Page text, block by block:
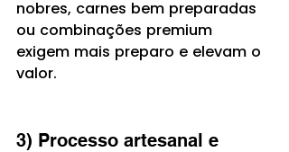
nobres, carnes bem preparadas
ou combinações premium
exigem mais preparo e elevam o
valor.
3) Processo artesanal e